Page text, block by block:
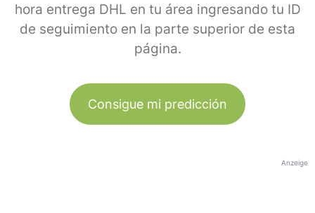
hora entrega DHL en tu área ingresando tu ID
de seguimiento en la parte superior de esta
página.
Consigue mi predicción
Anzeige